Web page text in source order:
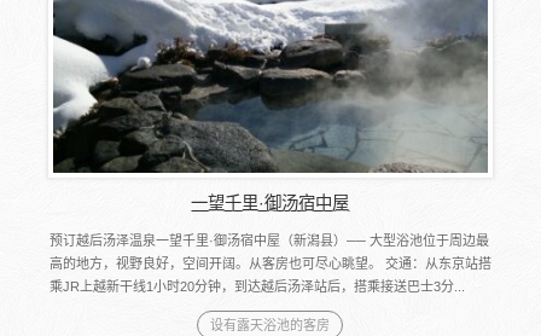
一望千里·御汤宿中屋
预订越后汤泽温泉一望千里·御汤宿中屋（新潟县）── 大型浴池位于周边最
高的地方，视野良好，空间开阔。从客房也可尽心眺望。 交通：从东京站搭
乘JR上越新干线1小时20分钟，到达越后汤泽站后，搭乘接送巴士3分...
设有露天浴池的客房